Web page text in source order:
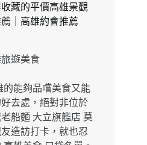
藏的平價高雄景觀
｜高雄約會推薦
遊美食
的能夠品嚐美食又能
去處，絕對非位於
船麵 大立旗艦店 莫
造訪打卡，就也忍